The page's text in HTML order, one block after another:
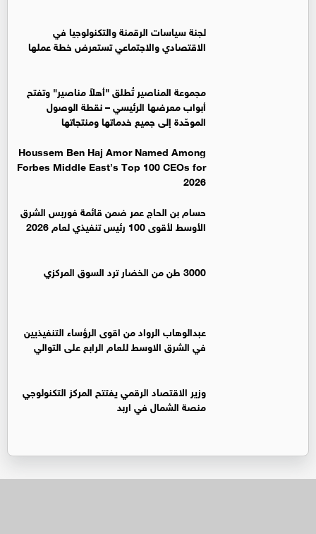
لجنة سياسات الرقمنة والتكنولوجيا في
الاقتصادي والاجتماعي تستعرض خطة عملها
مجموعة المناصير تُطلق "أهلاً مناصير" وتفتح
أبواب معرضها الرئيسي – نقطة الوصول
الموحّدة إلى جميع خدماتها ومنتجاتها
Houssem Ben Haj Amor Named Among
Forbes Middle East’s Top 100 CEOs for
2026
حسام بن الحاج عمر ضمن قائمة فوربس الشرق
الأوسط لأقوى 100 رئيس تنفيذي لعام 2026
3000 طن من الخضار ترد السوق المركزي
عبدالوهاب الرواد من اقوى الرؤساء التنفيذيين
في الشرق الاوسط للعام الرابع على التوالي
وزير الاقتصاد الرقمي يفتتح المركز التكنولوجي
منصة الشمال في اربد